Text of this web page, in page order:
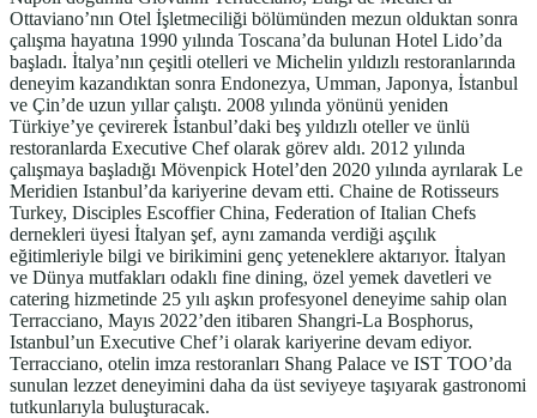
Ottaviano’nın Otel İşletmeciliği bölümünden mezun olduktan sonra
çalışma hayatına 1990 yılında Toscana’da bulunan Hotel Lido’da
başladı. İtalya’nın çeşitli otelleri ve Michelin yıldızlı restoranlarında
deneyim kazandıktan sonra Endonezya, Umman, Japonya, İstanbul
ve Çin’de uzun yıllar çalıştı. 2008 yılında yönünü yeniden
Türkiye’ye çevirerek İstanbul’daki beş yıldızlı oteller ve ünlü
restoranlarda Executive Chef olarak görev aldı. 2012 yılında
çalışmaya başladığı Mövenpick Hotel’den 2020 yılında ayrılarak Le
Meridien Istanbul’da kariyerine devam etti. Chaine de Rotisseurs
Turkey, Disciples Escoffier China, Federation of Italian Chefs
dernekleri üyesi İtalyan şef, aynı zamanda verdiği aşçılık
eğitimleriyle bilgi ve birikimini genç yeteneklere aktarıyor. İtalyan
ve Dünya mutfakları odaklı fine dining, özel yemek davetleri ve
catering hizmetinde 25 yılı aşkın profesyonel deneyime sahip olan
Terracciano, Mayıs 2022’den itibaren Shangri-La Bosphorus,
Istanbul’un Executive Chef’i olarak kariyerine devam ediyor.
Terracciano, otelin imza restoranları Shang Palace ve IST TOO’da
sunulan lezzet deneyimini daha da üst seviyeye taşıyarak gastronomi
tutkunlarıyla buluşturacak.